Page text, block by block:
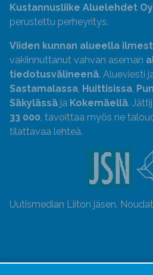
Kustannusliike Aluelehdet Oy
perustettu perheyritys.
Viiden kunnan alueella
vakiinnuttanut vahvan aseman
tiedotusvälineenä. Alueviesti
Sastamalassa, Huittisissa,
Säkylässä ja Kokemäellä.
33 000, tavoittaa myös ne
tilattavaa lehteä.
Uutismedian Liiton jäsen.